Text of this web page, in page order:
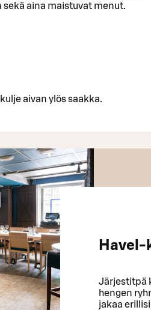
aina maistuvat menut.
aivan ylös saakka.
Järjestitpä
hengen
jakaa